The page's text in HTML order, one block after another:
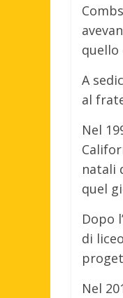
quello
A
al
Nel
natali
quel
Dopo
di
Nel